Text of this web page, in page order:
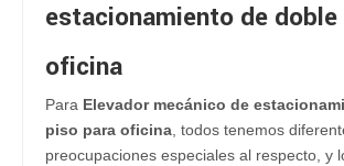
estacionamiento de
oficina
Para Elevador mecánico de
piso para oficina , todos tenemos
preocupaciones especiales al respecto, y